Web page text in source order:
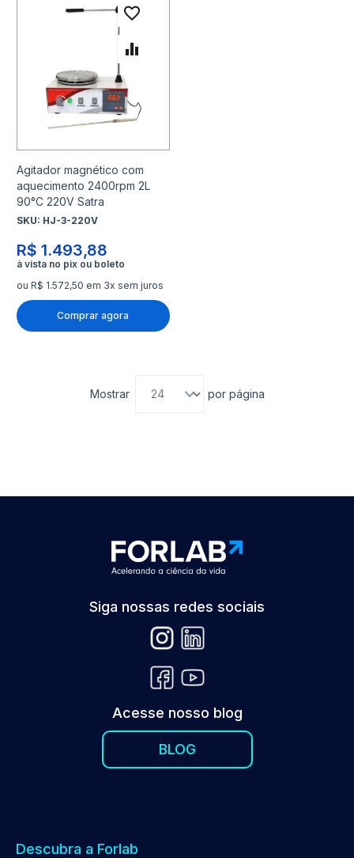
Agitador magnético com
aquecimento 2400rpm 2L
90°C 220V Satra
SKU: HJ-3-220V
R$ 1.493,88
ou R$ 1.572,50 em 3x sem juros
Comprar agora
Adicionar à lista de
Adicionar para Comparar
Mostrar por página
Siga nossas redes sociais
Acesse nosso blog
BLOG
Descubra a Forlab